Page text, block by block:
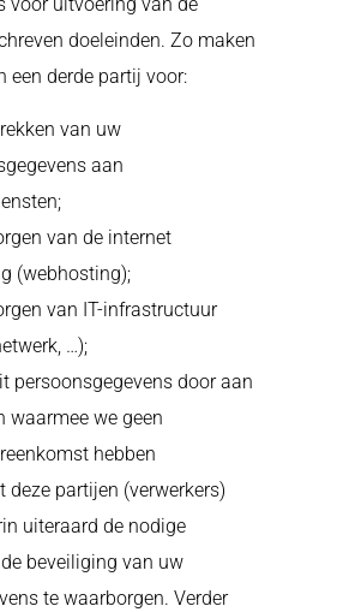
doeleinden. Zo maken
een derde partij voor:
van uw
aan
van de internet
(webhosting);
van IT-infrastructuur
…);
persoonsgegevens door aan
waarmee we geen
hebben
deze partijen (verwerkers)
uiteraard de nodige
beveiliging van uw
te waarborgen. Verder